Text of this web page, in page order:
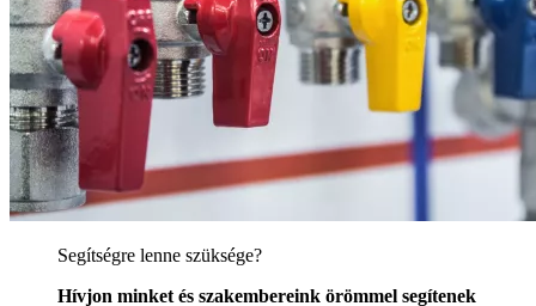
Segítségre lenne szüksége?
Hívjon minket és szakembereink örömmel segítenek